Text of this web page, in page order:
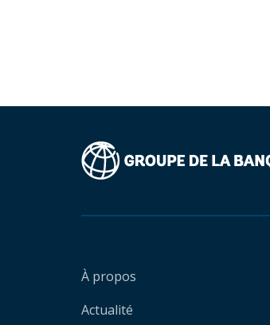
À propos
Actualité